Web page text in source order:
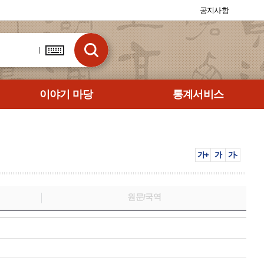
공지사항
이야기 마당 통계서비스
가+ 가 가-
원문/국역